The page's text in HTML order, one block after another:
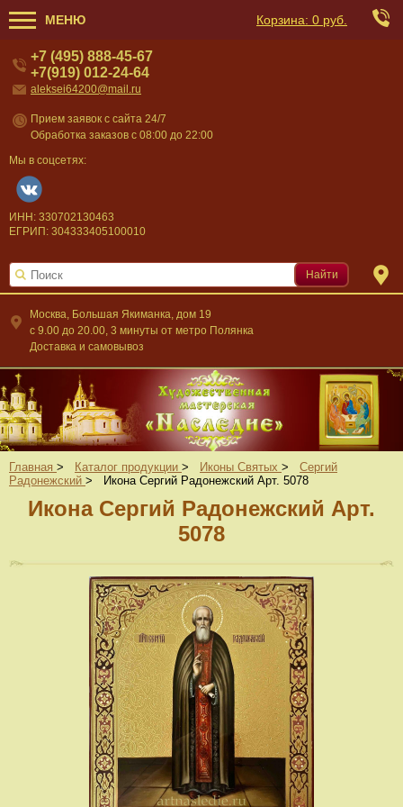
МЕНЮ Корзина: 0 руб.
Москва, Большая Якиманка, дом 19
c 9.00 до 20.00, 3 минуты от метро Полянка
Доставка и самовывоз
+7 (495) 888-45-67
+7(919) 012-24-64
aleksei64200@mail.ru
Прием заявок с сайта 24/7
Обработка заказов с 08:00 до 22:00
Мы в соцсетях:
ИНН: 330702130463
ЕГРИП: 304333405100010
Найти
Главная > Каталог продукции > Иконы Святых >
Сергий
Радонежский > Икона Сергий Радонежский Арт. 5078
Икона Сергий Радонежский Арт.
5078